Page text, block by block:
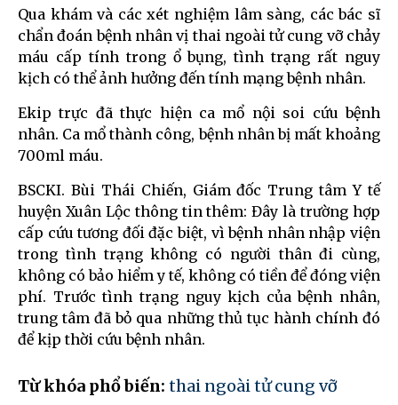
Qua khám và các xét nghiệm lâm sàng, các bác sĩ
chẩn đoán bệnh nhân vị thai ngoài tử cung vỡ chảy
máu cấp tính trong ổ bụng, tình trạng rất nguy
kịch có thể ảnh hưởng đến tính mạng bệnh nhân.
Ekip trực đã thực hiện ca mổ nội soi cứu bệnh
nhân. Ca mổ thành công, bệnh nhân bị mất khoảng
700ml máu.
BSCKI. Bùi Thái Chiến, Giám đốc Trung tâm Y tế
huyện Xuân Lộc thông tin thêm: Đây là trường hợp
cấp cứu tương đối đặc biệt, vì bệnh nhân nhập viện
trong tình trạng không có người thân đi cùng,
không có bảo hiểm y tế, không có tiền để đóng viện
phí. Trước tình trạng nguy kịch của bệnh nhân,
trung tâm đã bỏ qua những thủ tục hành chính đó
để kịp thời cứu bệnh nhân.
Từ khóa phổ biến: thai ngoài tử cung vỡ